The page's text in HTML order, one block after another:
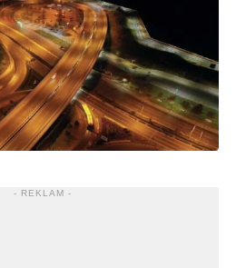
- REKLAM -